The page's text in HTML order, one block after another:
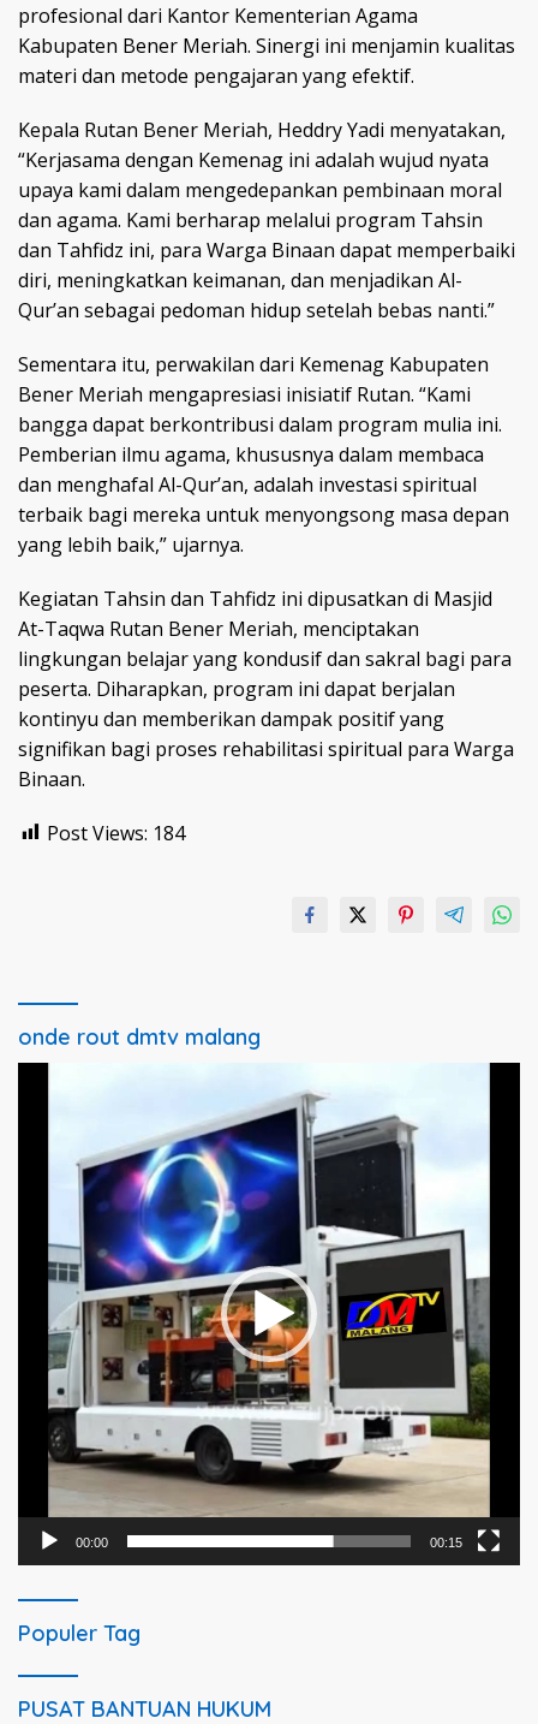
profesional dari Kantor Kementerian Agama
Kabupaten Bener Meriah. Sinergi ini menjamin kualitas
materi dan metode pengajaran yang efektif.
Kepala Rutan Bener Meriah, Heddry Yadi menyatakan,
“Kerjasama dengan Kemenag ini adalah wujud nyata
upaya kami dalam mengedepankan pembinaan moral
dan agama. Kami berharap melalui program Tahsin
dan Tahfidz ini, para Warga Binaan dapat memperbaiki
diri, meningkatkan keimanan, dan menjadikan Al-
Qur’an sebagai pedoman hidup setelah bebas nanti.”
Sementara itu, perwakilan dari Kemenag Kabupaten
Bener Meriah mengapresiasi inisiatif Rutan. “Kami
bangga dapat berkontribusi dalam program mulia ini.
Pemberian ilmu agama, khususnya dalam membaca
dan menghafal Al-Qur’an, adalah investasi spiritual
terbaik bagi mereka untuk menyongsong masa depan
yang lebih baik,” ujarnya.
Kegiatan Tahsin dan Tahfidz ini dipusatkan di Masjid
At-Taqwa Rutan Bener Meriah, menciptakan
lingkungan belajar yang kondusif dan sakral bagi para
peserta. Diharapkan, program ini dapat berjalan
kontinyu dan memberikan dampak positif yang
signifikan bagi proses rehabilitasi spiritual para Warga
Binaan.
Post Views: 184
onde rout dmtv malang
00:00 00:15
Populer Tag
PUSAT BANTUAN HUKUM